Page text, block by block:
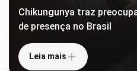
Chikungunya traz
de presença no Brasil
Leia mais